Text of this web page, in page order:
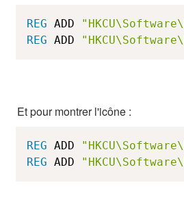
REG ADD
REG ADD
Et pour montrer l'icône :
REG ADD
REG ADD